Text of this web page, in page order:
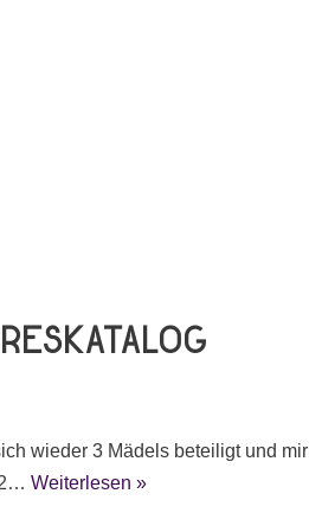
wieder 3 Mädels beteiligt und mir
Weiterlesen »